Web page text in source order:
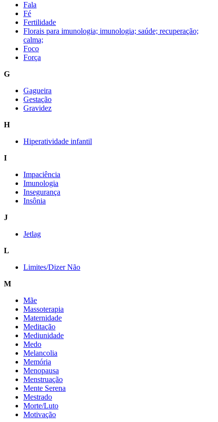
Fala
Fé
Fertilidade
Florais para imunologia; imunologia; saúde; recuperação;
calma;
Foco
Força
G
Gagueira
Gestação
Gravidez
H
Hiperatividade infantil
I
Impaciência
Imunologia
Insegurança
Insônia
J
Jetlag
L
Limites/Dizer Não
M
Mãe
Massoterapia
Maternidade
Meditação
Mediunidade
Medo
Melancolia
Memória
Menopausa
Menstruação
Mente Serena
Mestrado
Morte/Luto
Motivação